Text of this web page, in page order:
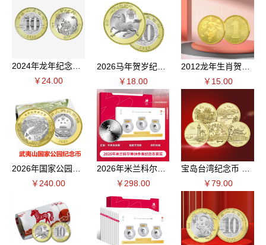
2024年龙年纪念币 单枚
￥24.00
2026马年贺岁纪念币 单枚
￥18.00
￥15.00
2026年国家公园纪念币武夷山纪念币整卷20枚
￥240.00
2026年米兰科尔蒂纳冬奥纪念币套装
￥298.00
宝岛台湾纪念币 全套5枚
￥79.00